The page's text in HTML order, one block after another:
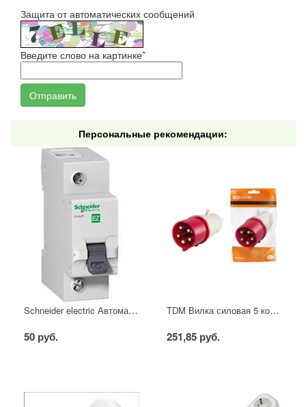
Защита от автоматических сообщений
Введите слово на картинке*
Персональные рекомендации:
Schneider electric Автоматический выключатель 1/40А
50 руб.
TDM Вилка силовая 5 контактов 16А 380В IP44
251,85 руб.